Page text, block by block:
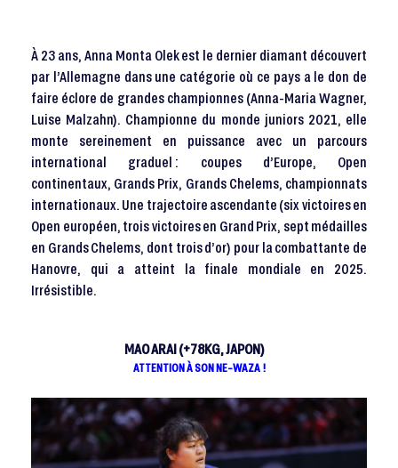
À 23 ans, Anna Monta Olek est le dernier diamant découvert
par l’Allemagne dans une catégorie où ce pays a le don de
faire éclore de grandes championnes (Anna-Maria Wagner,
Luise Malzahn). Championne du monde juniors 2021, elle
monte sereinement en puissance avec un parcours
international graduel : coupes d’Europe, Open
continentaux, Grands Prix, Grands Chelems, championnats
internationaux. Une trajectoire ascendante (six victoires en
Open européen, trois victoires en Grand Prix, sept médailles
en Grands Chelems, dont trois d’or) pour la combattante de
Hanovre, qui a atteint la finale mondiale en 2025.
Irrésistible.
MAO ARAI (+78KG, JAPON)
ATTENTION À SON NE-WAZA !